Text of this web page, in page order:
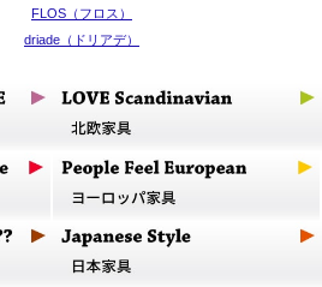
FLOS（フロス）
driade（ドリアデ）
cappellini（カッペリーニ）
MAGIS（マジス）
Moroso（モローゾ）
＆C（モルテーニ）
lapalma（ラパルマ）